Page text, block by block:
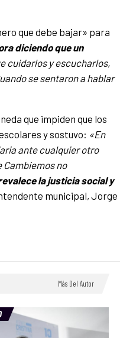
que debe bajar» para
diciendo que un
cuidarlos y escucharlos,
se sentaron a hablar
que impiden que los
y sostuvo: «En
ante cualquier otro
no
la justicia social y
municipal, Jorge
Más Del Autor